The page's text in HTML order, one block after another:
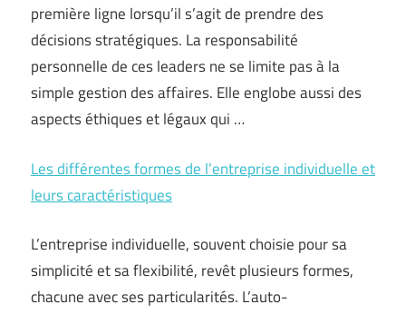
première ligne lorsqu’il s’agit de prendre des
décisions stratégiques. La responsabilité
personnelle de ces leaders ne se limite pas à la
simple gestion des affaires. Elle englobe aussi des
aspects éthiques et légaux qui …
Les différentes formes de l’entreprise individuelle et
leurs caractéristiques
L’entreprise individuelle, souvent choisie pour sa
simplicité et sa flexibilité, revêt plusieurs formes,
chacune avec ses particularités. L’auto-